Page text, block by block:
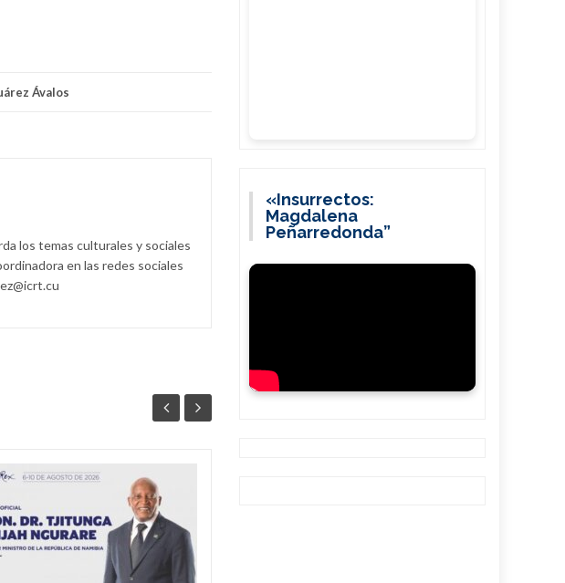
Ávalos
los temas culturales y sociales
en las redes sociales
«Insurrectos:
Magdalena
Peñarredonda”